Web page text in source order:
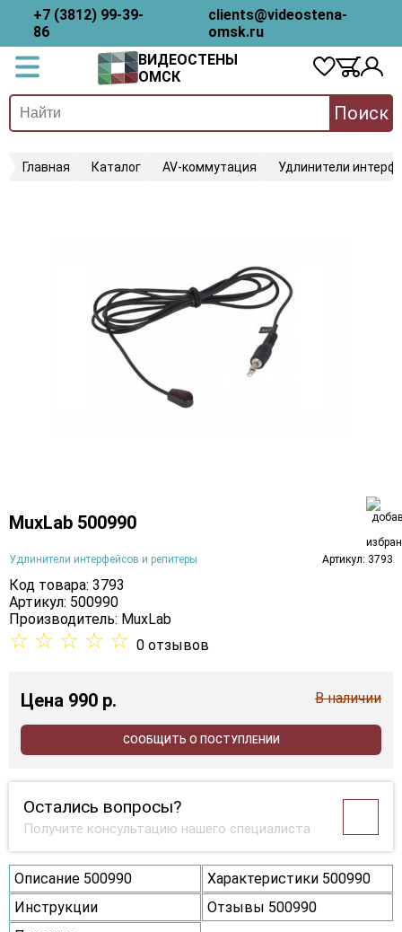
+7 (3812) 99-39-
86
clients@videostena-
omsk.ru
ВИДЕОСТЕНЫ
ОМСК
Поиск
Главная Каталог AV-коммутация Удлинители
MuxLab 500990
Удлинители интерфейсов и репитеры Артикул: 3793
Код товара: 3793
Артикул: 500990
Производитель: MuxLab
☆ ☆ ☆ ☆ ☆ 0 отзывов
Цена 990 p. В наличии
СООБЩИТЬ О ПОСТУПЛЕНИИ
Остались вопросы?
Получите консультацию нашего специалиста
Описание 500990
Характеристики 500990
Инструкции
Отзывы 500990